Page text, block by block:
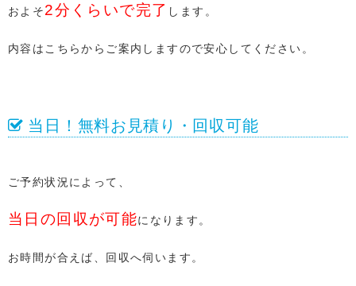
およそ2分くらいで完了 します。
内容はこちらからご案内しますので安心してください。
当日！無料お見積り・回収可能
ご予約状況によって、
当日の回収が可能になります。
お時間が合えば、回収へ伺います。